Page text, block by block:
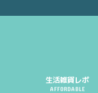
生活雑貨レポ
AFFORDABLE